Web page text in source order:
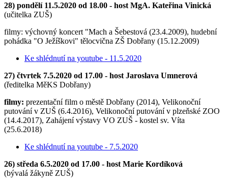
28) pondělí 11.5.2020 od 18.00 - host MgA. Kateřina Vinická
(učitelka ZUŠ)
filmy: výchovný koncert "Mach a Šebestová (23.4.2009), hudební
pohádka "O Ježíškovi" tělocvična ZŠ Dobřany (15.12.2009)
Ke shlédnutí na youtube - 11.5.2020
27) čtvrtek 7.5.2020 od 17.00 - host Jaroslava Umnerová
(ředitelka MěKS Dobřany)
filmy: prezentační film o městě Dobřany (2014), Velikonoční
putování v ZUŠ (6.4.2016), Velikonoční putování v plzeňské ZOO
(14.4.2017), Zahájení výstavy VO ZUŠ - kostel sv. Víta
(25.6.2018)
Ke shlédnutí na youtube - 7.5.2020
26) středa 6.5.2020 od 17.00 - host Marie Kordíková
(bývalá žákyně ZUŠ)